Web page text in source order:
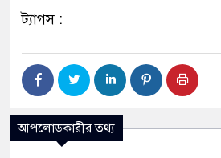
ট্যাগস :
আপলোডকারীর তথ্য